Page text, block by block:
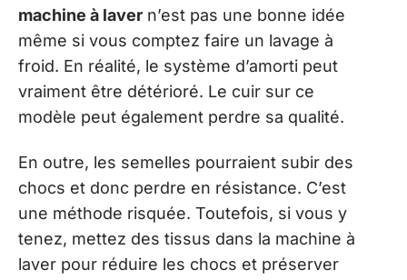
machine à laver n’est pas une bonne idée
même si vous comptez faire un lavage à
froid. En réalité, le système d’amorti peut
vraiment être détérioré. Le cuir sur ce
modèle peut également perdre sa qualité.
En outre, les semelles pourraient subir des
chocs et donc perdre en résistance. C’est
une méthode risquée. Toutefois, si vous y
tenez, mettez des tissus dans la machine à
laver pour réduire les chocs et préserver